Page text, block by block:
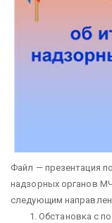
Файл — презентация
надзорных органов
следующим
Обстановка с